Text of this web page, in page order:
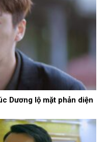
Dương lộ mặt phản diện